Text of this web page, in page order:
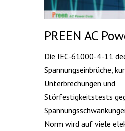
PREEN AC
Die IEC-61000-4-11
Spannungseinbrüche,
Unterbrechungen und
Störfestigkeitstests
Norm wird auf viele